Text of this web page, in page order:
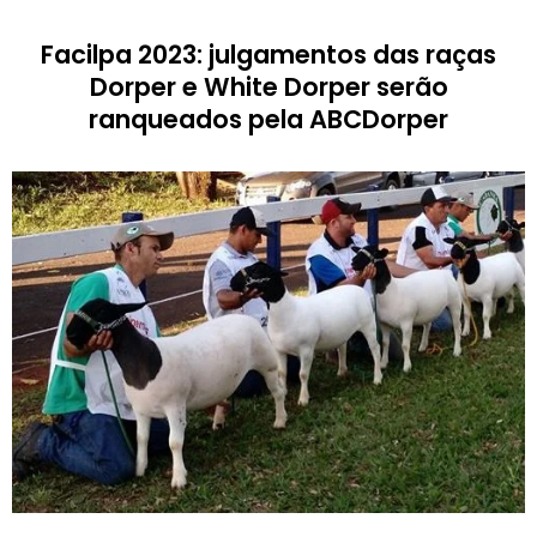
Facilpa 2023: julgamentos das raças
Dorper e White Dorper serão
ranqueados pela ABCDorper